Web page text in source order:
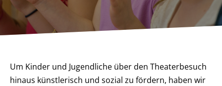
Um Kinder und Jugendliche über den Theaterbesuch
hinaus künstlerisch und sozial zu fördern, haben wir